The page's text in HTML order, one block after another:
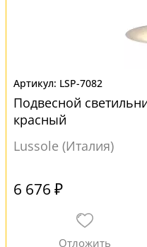
LSP-7082
Подвесной
красный
Lussole (Италия)
6 676 ₽